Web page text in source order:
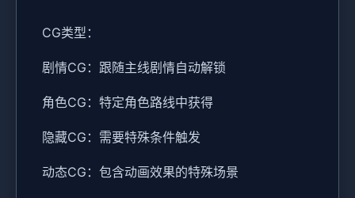
CG类型：
剧情CG：跟随主线剧情自动解锁
角色CG：特定角色路线中获得
隐藏CG：需要特殊条件触发
动态CG：包含动画效果的特殊场景